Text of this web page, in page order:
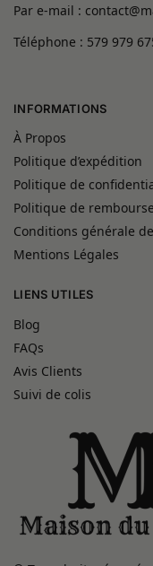
Par e-mail :
Téléphone : 579 979
INFORMATIONS
À Propos
Politique d’expédition
Politique de
Politique de
Conditions générale
Mentions Légales
LIENS UTILES
Blog
FAQs
Avis Clients
Suivi de colis